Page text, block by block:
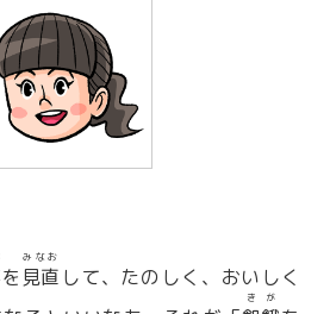
を 見直
みなお
して、たのしく、おいしく
きが